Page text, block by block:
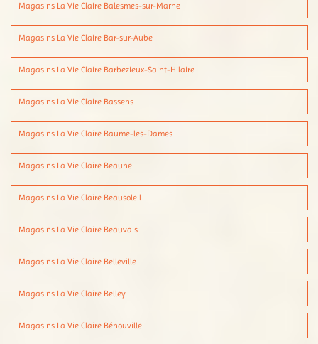
Magasins La Vie Claire Balesmes-sur-Marne
Magasins La Vie Claire Bar-sur-Aube
Magasins La Vie Claire Barbezieux-Saint-Hilaire
Magasins La Vie Claire Bassens
Magasins La Vie Claire Baume-les-Dames
Magasins La Vie Claire Beaune
Magasins La Vie Claire Beausoleil
Magasins La Vie Claire Beauvais
Magasins La Vie Claire Belleville
Magasins La Vie Claire Belley
Magasins La Vie Claire Bénouville